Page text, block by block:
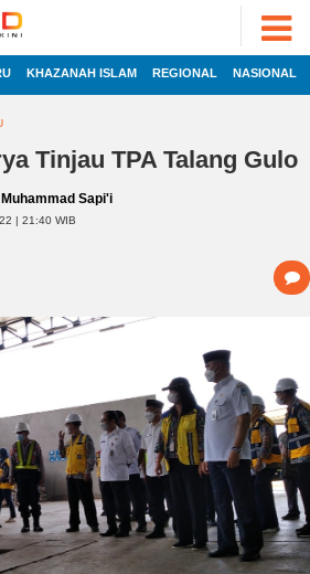
KHAZANAH ISLAM REGIONAL NASIONAL
Tinjau TPA Talang Gulo
Muhammad Sapi'i
| 21:40 WIB